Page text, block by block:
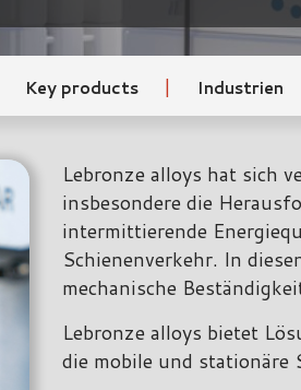
Key products | Industrien
Lebronze alloys hat sich
insbesondere die
intermittierende
Schienenverkehr. In
mechanische
Lebronze alloys bietet
die mobile und stationäre